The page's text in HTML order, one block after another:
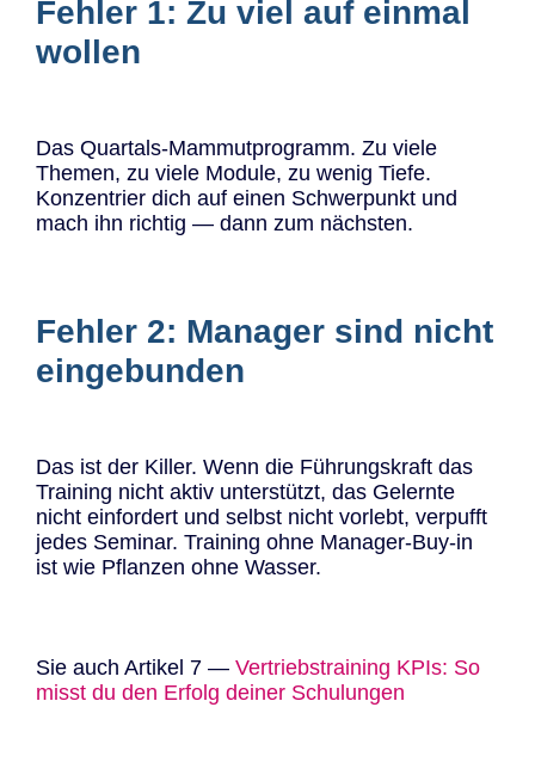
Fehler 1: Zu viel auf einmal
wollen
Das Quartals-Mammutprogramm. Zu viele
Themen, zu viele Module, zu wenig Tiefe.
Konzentrier dich auf einen Schwerpunkt und
mach ihn richtig — dann zum nächsten.
Fehler 2: Manager sind nicht
eingebunden
Das ist der Killer. Wenn die Führungskraft das
Training nicht aktiv unterstützt, das Gelernte
nicht einfordert und selbst nicht vorlebt, verpufft
jedes Seminar. Training ohne Manager-Buy-in
ist wie Pflanzen ohne Wasser.
Sie auch Artikel 7 — Vertriebstraining KPIs: So
misst du den Erfolg deiner Schulungen